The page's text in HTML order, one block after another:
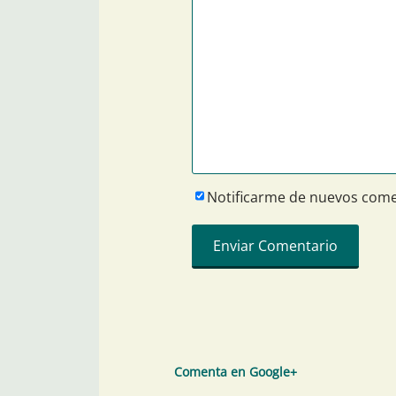
Notificarme de nuevos
Comenta en Google+